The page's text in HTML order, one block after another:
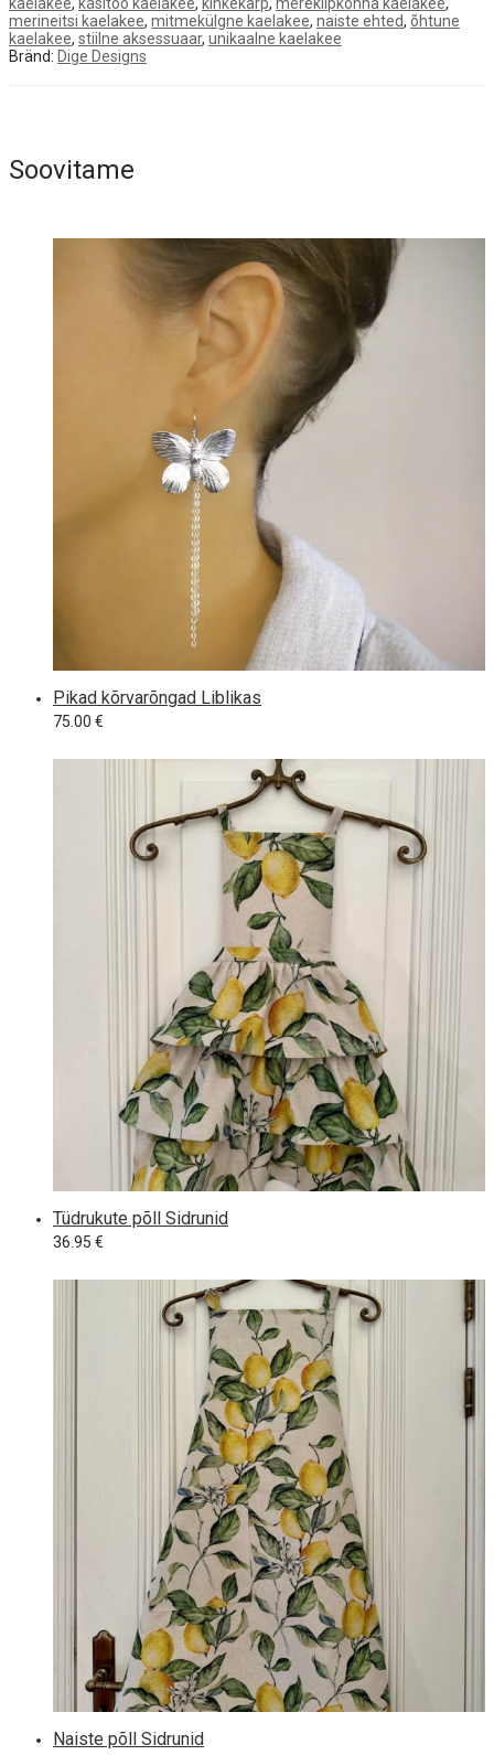
merineitsi kaelakee, mitmekülgne kaelakee, naiste ehted, õhtune
kaelakee, stiilne aksessuaar, unikaalne kaelakee
Bränd: Dige Designs
Soovitame
Pikad kõrvarõngad Liblikas
75.00 €
Tüdrukute põll Sidrunid
36.95 €
Naiste põll Sidrunid